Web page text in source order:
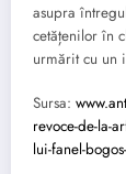
asupra
cetățenilor în
urmărit cu un
Sursa:
revoce-de-la-
lui-fanel-